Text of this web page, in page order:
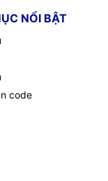
NỔI BẬT
code